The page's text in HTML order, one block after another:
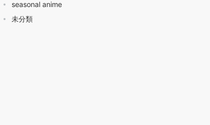
seasonal anime
未分類